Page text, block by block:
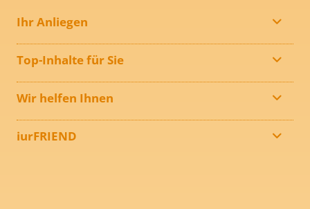
Ihr Anliegen
Top-Inhalte für Sie
Wir helfen Ihnen
iurFRIEND